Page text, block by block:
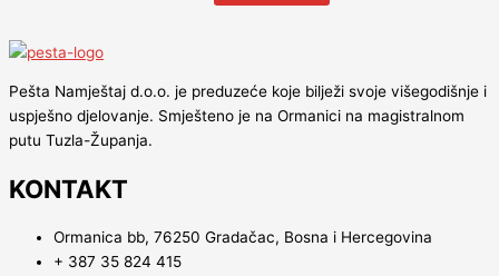
Pešta Namještaj d.o.o. je preduzeće koje bilježi svoje višegodišnje i
uspješno djelovanje. Smješteno je na Ormanici na magistralnom
putu Tuzla-Županja.
KONTAKT
Ormanica bb, 76250 Gradačac, Bosna i Hercegovina
+ 387 35 824 415